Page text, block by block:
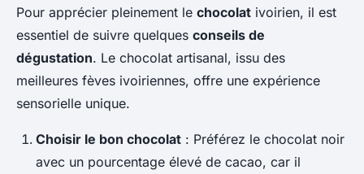
Pour apprécier pleinement le chocolat ivoirien, il est
essentiel de suivre quelques conseils de
dégustation. Le chocolat artisanal, issu des
meilleures fèves ivoiriennes, offre une expérience
sensorielle unique.
Choisir le bon chocolat : Préférez le chocolat noir
avec un pourcentage élevé de cacao, car il